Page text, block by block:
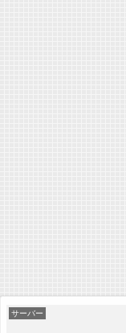
サーバー